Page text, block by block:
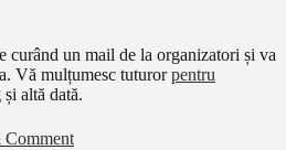
curând un mail de la organizatori și va
Vă mulțumesc tuturorpentru
altă dată.
Comment